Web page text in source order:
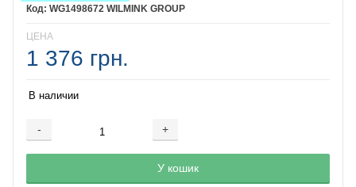
WG1498672 WILMINK GROUP
ЦЕНА
1 376 грн.
В наличии
- +
Добавляется...
У кошик
Добавлен